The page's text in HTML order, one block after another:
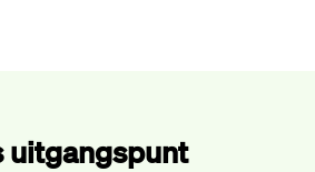
uitgangspunt